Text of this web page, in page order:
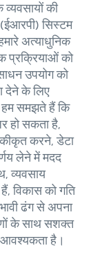
की
(ईआरपी) सिस्टम
अत्याधुनिक
प्रक्रियाओं को
उपयोग को
देने के लिए
हम समझते हैं कि
हो सकता है,
करने, डेटा
लेने में मदद
व्यवसाय
विकास को गति
ढंग से अपना
के साथ सशक्त
आवश्यकता है।